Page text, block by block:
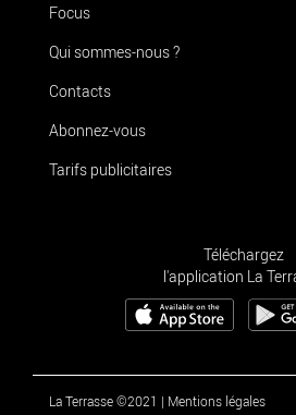
Focus
Qui sommes-nous ?
Contacts
Abonnez-vous
Tarifs publicitaires
Téléchargez
l'application La
La Terrasse ©2021 | Mentions légales